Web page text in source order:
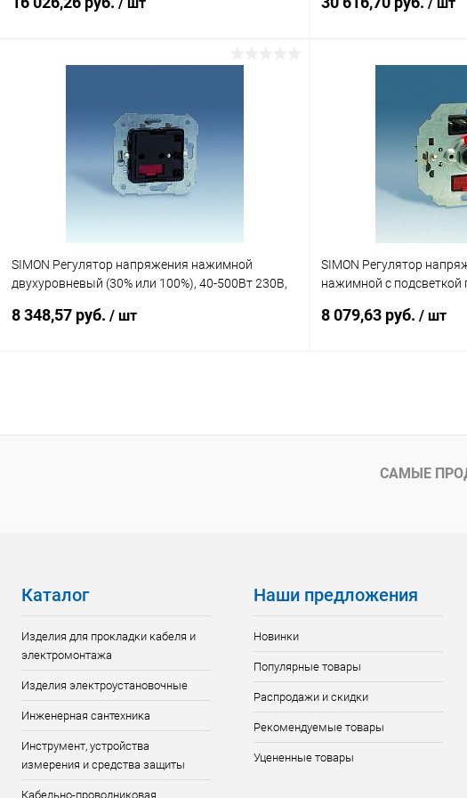
К сравнению
Под заказ
Купить в 1 клик
SIMON Регулятор напряжения нажимной
двухуровневый (30% или 100%), 40-500Вт 230В,
8 348,57 руб. / шт
Купить в 1 клик К сравнению
SIMON Регулятор
нажимной с подсветкой
8 079,63 руб. / шт
Купить в 1 клик
В избранное
САМЫЕ
Каталог
Изделия для прокладки кабеля и
электромонтажа
Изделия электроустановочные
Инженерная сантехника
Инструмент, устройства
измерения и средства защиты
Кабельно-проводниковая
Наши предложения
Новинки
Популярные товары
Распродажи и скидки
Рекомендуемые товары
Уцененные товары